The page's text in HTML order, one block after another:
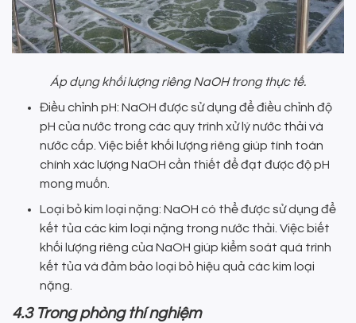
Áp dụng khối lượng riêng NaOH trong thực tế.
Điều chỉnh pH: NaOH được sử dụng để điều chỉnh độ
pH của nước trong các quy trình xử lý nước thải và
nước cấp. Việc biết khối lượng riêng giúp tính toán
chính xác lượng NaOH cần thiết để đạt được độ pH
mong muốn.
Loại bỏ kim loại nặng: NaOH có thể được sử dụng để
kết tủa các kim loại nặng trong nước thải. Việc biết
khối lượng riêng của NaOH giúp kiểm soát quá trình
kết tủa và đảm bảo loại bỏ hiệu quả các kim loại
nặng.
4.3 Trong phòng thí nghiệm